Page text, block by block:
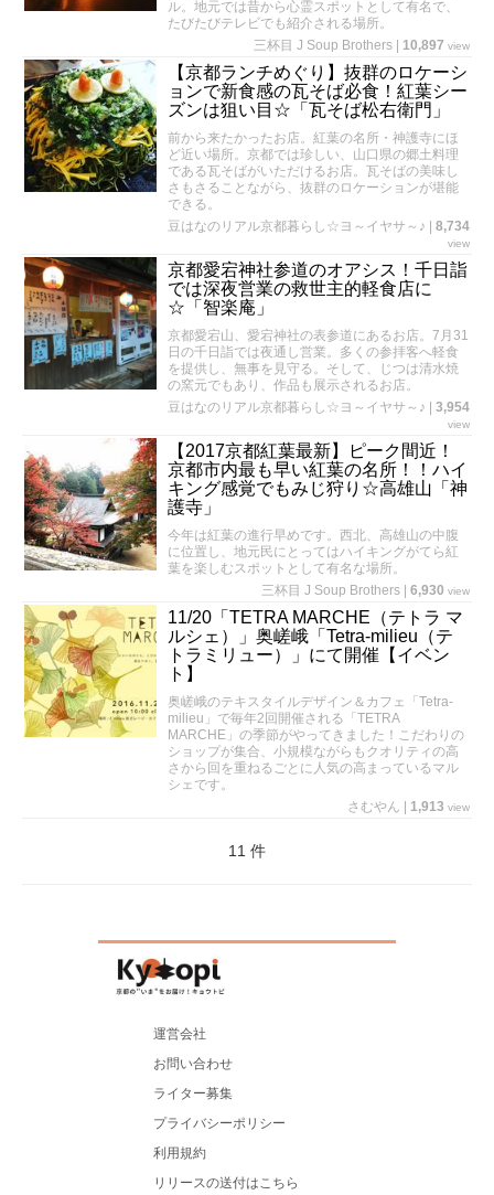
ル。地元では昔から心霊スポットとして有名で、
たびたびテレビでも紹介される場所。
三杯目 J Soup Brothers
10,897 view
【京都ランチめぐり】抜群のロケーシ
ョンで新食感の瓦そば必食！紅葉シー
ズンは狙い目☆「瓦そば松右衛門」
前から来たかったお店。紅葉の名所・神護寺にほ
ど近い場所。京都では珍しい、山口県の郷土料理
である瓦そばがいただけるお店。瓦そばの美味し
さもさることながら、抜群のロケーションが堪能
できる。
豆はなのリアル京都暮らし☆ヨ～イヤサ～♪
8,734
view
京都愛宕神社参道のオアシス！千日詣
では深夜営業の救世主的軽食店に
☆「智楽庵」
京都愛宕山、愛宕神社の表参道にあるお店。7月31
日の千日詣では夜通し営業。多くの参拝客へ軽食
を提供し、無事を見守る。そして、じつは清水焼
の窯元でもあり、作品も展示されるお店。
豆はなのリアル京都暮らし☆ヨ～イヤサ～♪
3,954
view
【2017京都紅葉最新】ピーク間近！
京都市内最も早い紅葉の名所！！ハイ
キング感覚でもみじ狩り☆高雄山「神
護寺」
今年は紅葉の進行早めです。西北、高雄山の中腹
に位置し、地元民にとってはハイキングがてら紅
葉を楽しむスポットとして有名な場所。
三杯目 J Soup Brothers
6,930 view
11/20「TETRA MARCHE（テトラ マ
ルシェ）」奥嵯峨「Tetra-milieu（テ
トラミリュー）」にて開催【イベン
ト】
奥嵯峨のテキスタイルデザイン＆カフェ「Tetra-
milieu」で毎年2回開催される「TETRA
MARCHE」の季節がやってきました！こだわりの
ショップが集合、小規模ながらもクオリティの高
さから回を重ねるごとに人気の高まっているマル
シェです。
さむやん
1,913 view
11 件
運営会社
お問い合わせ
ライター募集
プライバシーポリシー
利用規約
リリースの送付はこちら